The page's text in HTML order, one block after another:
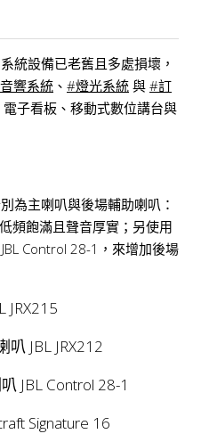
統設備已老舊且多處損壞，
響系統 、 #燈光系統 與 #訂
電子看板、移動式數位講台與
為主喇叭與後場輔助喇叭：
低頻飽滿且聲音厚實；另使用
JBL Control 28-1，來增加後場
JRX215
JBL JRX212
JBL Control 28-1
Signature 16